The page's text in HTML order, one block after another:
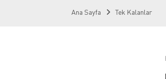
Ana Sayfa Tek Kalanlar